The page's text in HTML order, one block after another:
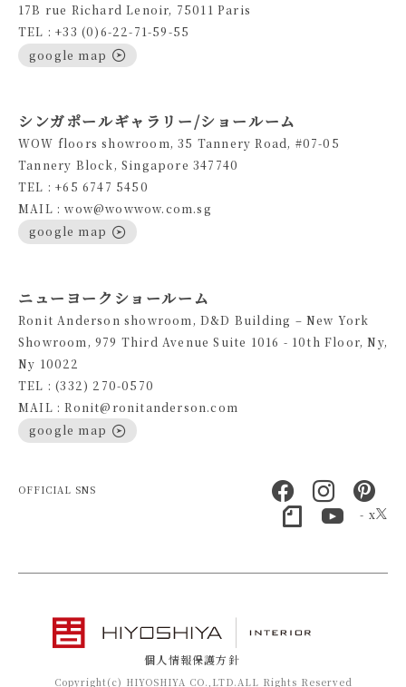
17B rue Richard Lenoir, 75011 Paris
TEL : +33 (0)6-22-71-59-55
google map
シンガポールギャラリー/ショールーム
WOW floors showroom, 35 Tannery Road, #07-05
Tannery Block, Singapore 347740
TEL : +65 6747 5450
MAIL : wow@wowwow.com.sg
google map
ニューヨークショールーム
Ronit Anderson showroom, D&D Building – New York
Showroom, 979 Third Avenue Suite 1016 - 10th Floor, Ny,
Ny 10022
TEL : (332) 270-0570
MAIL : Ronit@ronitanderson.com
google map
OFFICIAL SNS
- x
個人情報保護方針
Copyright(c) HIYOSHIYA CO.,LTD.ALL Rights Reserved